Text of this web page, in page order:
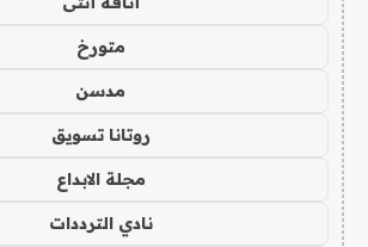
متورخ
مدسن
روتانا تسويق
مجلة الابداع
نادي الترددات